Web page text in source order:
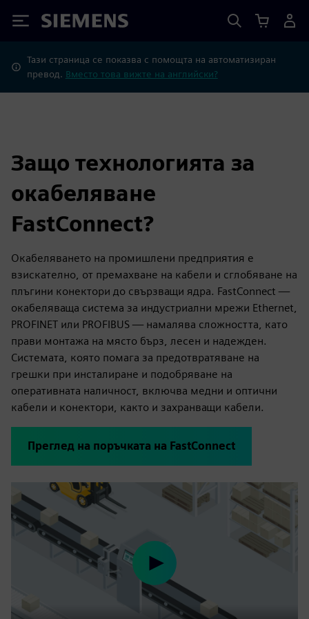
Siemens
Тази страница се показва с помощта на автоматизиран
превод. Вместо това вижте на английски?
Защо технологията за
окабеляване
FastConnect?
Окабеляването на промишлени предприятия е
взискателно, от премахване на кабели и сглобяване на
плъгини конектори до свързващи ядра. FastConnect —
окабеляваща система за индустриални мрежи Ethernet,
PROFINET или PROFIBUS — намалява сложността, като
прави монтажа на място бърз, лесен и надежден.
Системата, която помага за предотвратяване на
грешки при инсталиране и подобряване на
оперативната наличност, включва медни и оптични
кабели и конектори, както и захранващи кабели.
Преглед на поръчката на FastConnect
Play